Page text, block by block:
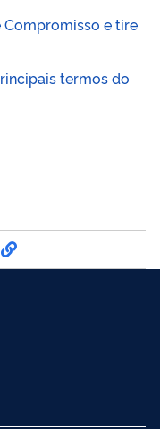
Compromisso e tire
termos do
por Facebook
por Twitter
por
Compartilhe por
link para Copiar